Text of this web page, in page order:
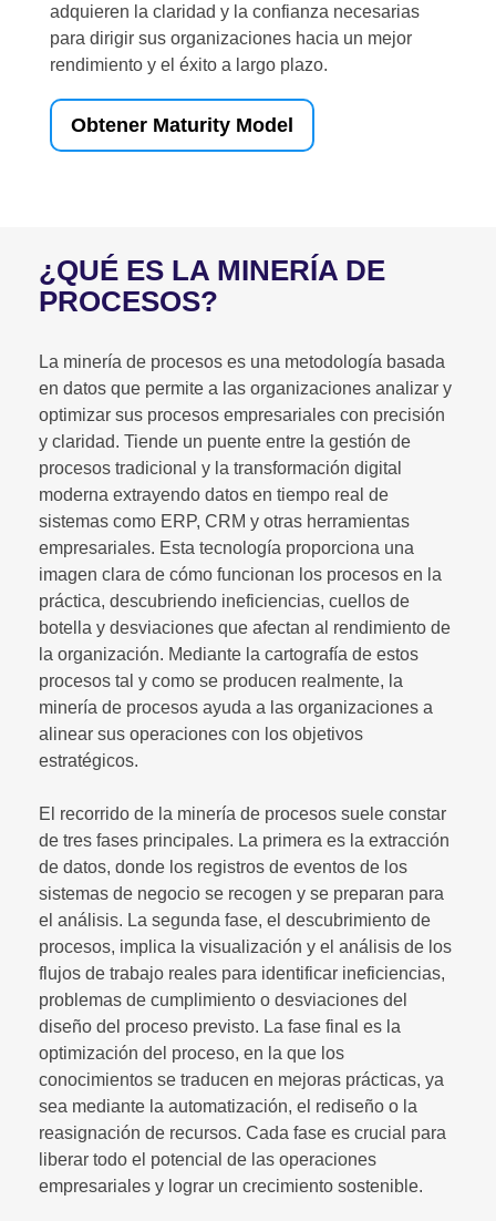
adquieren la claridad y la confianza necesarias
para dirigir sus organizaciones hacia un mejor
rendimiento y el éxito a largo plazo.
Obtener Maturity Model
¿QUÉ ES LA MINERÍA DE
PROCESOS?
La minería de procesos es una metodología basada
en datos que permite a las organizaciones analizar y
optimizar sus procesos empresariales con precisión
y claridad. Tiende un puente entre la gestión de
procesos tradicional y la transformación digital
moderna extrayendo datos en tiempo real de
sistemas como ERP, CRM y otras herramientas
empresariales. Esta tecnología proporciona una
imagen clara de cómo funcionan los procesos en la
práctica, descubriendo ineficiencias, cuellos de
botella y desviaciones que afectan al rendimiento de
la organización. Mediante la cartografía de estos
procesos tal y como se producen realmente, la
minería de procesos ayuda a las organizaciones a
alinear sus operaciones con los objetivos
estratégicos.
El recorrido de la minería de procesos suele constar
de tres fases principales. La primera es la extracción
de datos, donde los registros de eventos de los
sistemas de negocio se recogen y se preparan para
el análisis. La segunda fase, el descubrimiento de
procesos, implica la visualización y el análisis de los
flujos de trabajo reales para identificar ineficiencias,
problemas de cumplimiento o desviaciones del
diseño del proceso previsto. La fase final es la
optimización del proceso, en la que los
conocimientos se traducen en mejoras prácticas, ya
sea mediante la automatización, el rediseño o la
reasignación de recursos. Cada fase es crucial para
liberar todo el potencial de las operaciones
empresariales y lograr un crecimiento sostenible.